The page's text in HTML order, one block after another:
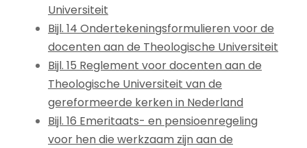
Universiteit
Bijl. 14 Ondertekeningsformulieren voor de
docenten aan de Theologische Universiteit
Bijl. 15 Reglement voor docenten aan de
Theologische Universiteit van de
gereformeerde kerken in Nederland
Bijl. 16 Emeritaats- en pensioenregeling
voor hen die werkzaam zijn aan de